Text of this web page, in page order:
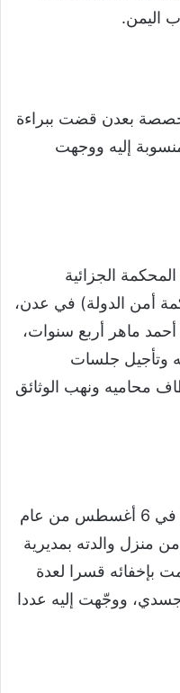
اليمن.
بعدن قضت ببراءة
إليه ووجهت
الجزائية
أمن الدولة) في عدن،
ماهر أربع سنوات،
وتأجيل جلسات
محاميه ونهب الوثائق
وكانت قوات الانتقالي قد قامت، في 6 أغسطس من عام
منزل والدته بمديرية
بإخفائه قسرا لعدة
ووجّهت إليه عددا